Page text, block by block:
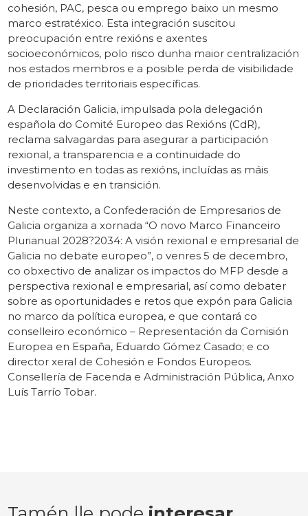
cohesión, PAC, pesca ou emprego baixo un mesmo
marco estratéxico. Esta integración suscitou
preocupación entre rexións e axentes
socioeconómicos, polo risco dunha maior centralización
nos estados membros e a posible perda de visibilidade
de prioridades territoriais específicas.
A Declaración Galicia, impulsada pola delegación
española do Comité Europeo das Rexións (CdR),
reclama salvagardas para asegurar a participación
rexional, a transparencia e a continuidade do
investimento en todas as rexións, incluídas as máis
desenvolvidas e en transición.
Neste contexto, a Confederación de Empresarios de
Galicia organiza a xornada “O novo Marco Financeiro
Plurianual 2028?2034: A visión rexional e empresarial de
Galicia no debate europeo”, o venres 5 de decembro,
co obxectivo de analizar os impactos do MFP desde a
perspectiva rexional e empresarial, así como debater
sobre as oportunidades e retos que expón para Galicia
no marco da política europea, e que contará co
conselleiro económico – Representación da Comisión
Europea en España, Eduardo Gómez Casado; e co
director xeral de Cohesión e Fondos Europeos.
Consellería de Facenda e Administración Pública, Anxo
Luís Tarrío Tobar.